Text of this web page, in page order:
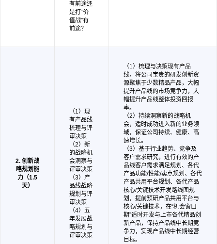
有前途还
是打“价
值战”有
前途？
2. 创新战
略规划能
力（1.5
天）
（1）现
有产品线
梳理与评
审决策
（2）新
的战略机
会洞察与
评审决策
（3）产
品线战略
规划与评
审决策
（4）五
年发展战
略规划与
评审决策
（1）梳理与决策现有产品
线，将公司宝贵的研发创新资
源聚焦于少数精品产品，大幅
提升产品线的市场竞争力，大
幅提升产品线整体投资回报
率。
（2）持续洞察新的战略机
会，适时成功进入新的业务领
域，保证公司持续、健康、高
速增长。
（3）基于行业趋势、竞争及
客户需求研究，进行有效的产
品线客户需求满足规划、各代
产品功能/性能/卖点规划、各代
产品共用平台规划、各代产品
核心/关键技术开发路线图规
划，提前预研产品共用平台与
核心/关键技术，在“机会窗口
期”适时开发与上市各代精品创
新产品，保持产品线中长期竞
争力，实现产品线中长期经营
目标。